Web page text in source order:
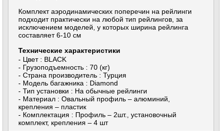
Комплект аэродинамических поперечин на рейлинги
подходит практически на любой тип рейлингов, за
исключением моделей, у которых ширина рейлинга
составляет 6-10 см
Технические характеристики
- Цвет : BLACK
- Грузоподъемность : 70 (кг)
- Страна производитель : Турция
- Модель багажника : Diamond
- Тип установки : На обычные рейлинги
- Материал : Овальный профиль – алюминий,
крепления – пластик
- Комплектация : Профиль – 2шт., установочный
комплект, крепления – 4 шт